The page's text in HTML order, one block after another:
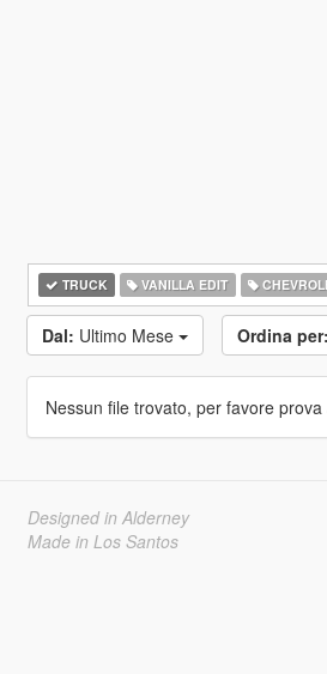
TRUCK VANILLA EDIT
Dal: Ultimo Mese Ordina per:
Nessun file trovato, per favore
Designed in Alderney
Made in Los Santos